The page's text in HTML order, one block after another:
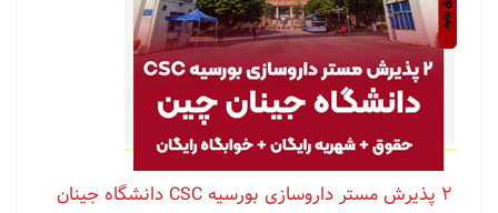
۲ پذیرش مستر داروسازی بورسیه CSC دانشگاه جینان